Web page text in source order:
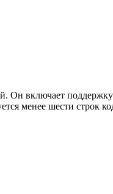
включает
менее шести строк